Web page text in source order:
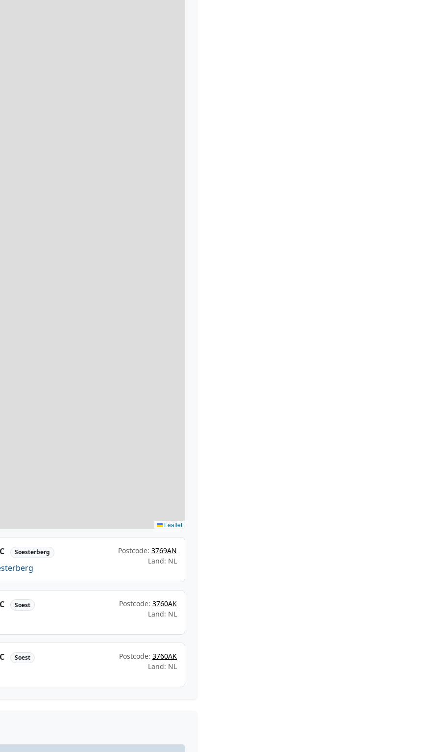
Leaflet
Soesterberg Postcode: 3769AN
Land: NL
Soest Postcode: 3760AK
Land: NL
Soest Postcode: 3760AK
Land: NL